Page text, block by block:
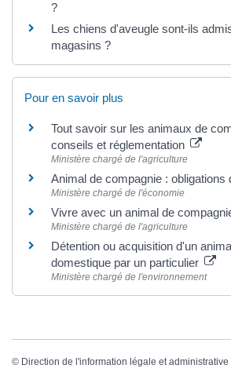
?
Les chiens d'aveugle sont-ils
magasins ?
Pour en savoir plus
Tout savoir sur les animaux de
conseils et réglementation
Ministère chargé de l'agriculture
Animal de compagnie : obligations
Ministère chargé de l'économie
Vivre avec un animal de
Ministère chargé de l'agriculture
Détention ou acquisition d'un
domestique par un particulier
Ministère chargé de l'environnement
© Direction de l'information légale et administrative